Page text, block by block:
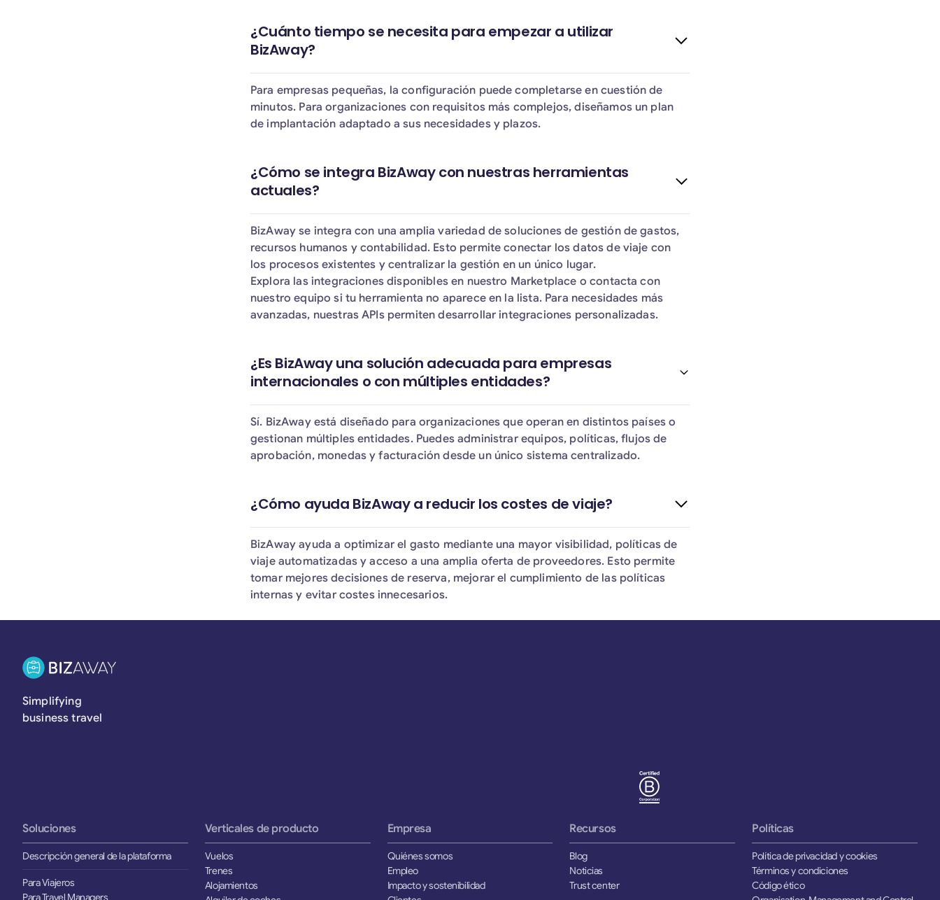
¿Cuánto tiempo se necesita para empezar a utilizar
BizAway?
Para empresas pequeñas, la configuración puede completarse en cuestión de
minutos. Para organizaciones con requisitos más complejos, diseñamos un plan
de implantación adaptado a sus necesidades y plazos.
¿Cómo se integra BizAway con nuestras herramientas
actuales?
BizAway se integra con una amplia variedad de soluciones de gestión de gastos,
recursos humanos y contabilidad. Esto permite conectar los datos de viaje con
los procesos existentes y centralizar la gestión en un único lugar.
Explora las integraciones disponibles en nuestro Marketplace o contacta con
nuestro equipo si tu herramienta no aparece en la lista. Para necesidades más
avanzadas, nuestras APIs permiten desarrollar integraciones personalizadas.
¿Es BizAway una solución adecuada para empresas
internacionales o con múltiples entidades?
Sí. BizAway está diseñado para organizaciones que operan en distintos países o
gestionan múltiples entidades. Puedes administrar equipos, políticas, flujos de
aprobación, monedas y facturación desde un único sistema centralizado.
¿Cómo ayuda BizAway a reducir los costes de viaje?
BizAway ayuda a optimizar el gasto mediante una mayor visibilidad, políticas de
viaje automatizadas y acceso a una amplia oferta de proveedores. Esto permite
tomar mejores decisiones de reserva, mejorar el cumplimiento de las políticas
internas y evitar costes innecesarios.
Simplifying
business travel
Soluciones
Descripción general de la plataforma
Para Viajeros
Para Travel Managers
Verticales de producto
Vuelos
Trenes
Alojamientos
Empresa
Quiénes somos
Empleo
Impacto y sostenibilidad
Recursos
Blog
Noticias
Trust center
Políticas
Política de privacidad y cookies
Términos y condiciones
Código ético